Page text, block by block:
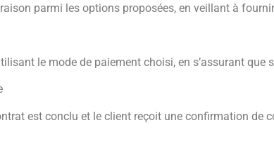
parmi les options proposées, en veillant à
le mode de paiement choisi, en s’assurant
est conclu et le client reçoit une confirmation